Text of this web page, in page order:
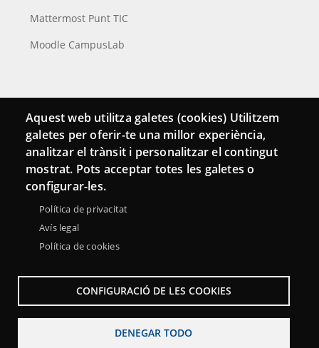
Mattermost Punt TIC
Moodle CampusLab
Conecta
Contacto
Hemeroteca
Aquest web utilitza galetes (cookies) Utilitzem
galetes per oferir-te una millor experiència,
analitzar el trànsit i personalitzar el contingut
mostrat. Pots acceptar totes les galetes o
configurar-les.
Política de privacitat
Avís legal
Política de cookies
CONFIGURACIÓ DE LES COOKIES
DENEGAR TODO